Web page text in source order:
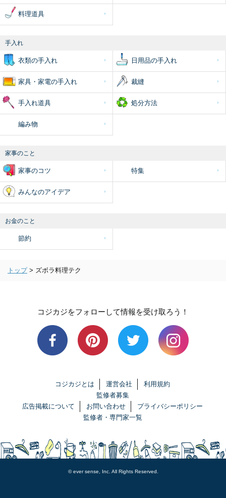
料理道具
手入れ
衣類の手入れ 日用品の手入れ
家具・家電の手入れ 裁縫
手入れ道具 処分方法
編み物
家事のこと
家事のコツ 特集
みんなのアイデア
お金のこと
節約
トップ > ズボラ料理テク
コジカジをフォローして情報を受け取ろう！
コジカジとは 運営会社
利用規約
監修者募集
広告掲載について
お問い合わせ
プライバシーポリシー
監修者・専門家一覧
© ever sense, Inc. All Rights Reserved.